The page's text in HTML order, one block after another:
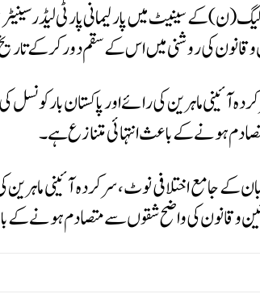
(ن) کے سینیٹ میں پارلیمانی پارٹی لیڈر
و قانون کی روشنی میں اس کے سقم دور کرکے
ہونے کے باعث انتہائی متنازع ہے۔
و قانون کی واضح شقوں سے متصادم ہونے کے